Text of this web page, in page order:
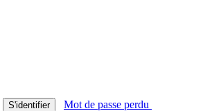
S'identifier Mot de passe perdu